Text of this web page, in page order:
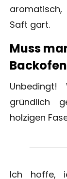
Saft gart.
Muss
gründlich
holzigen
Ich hoffe,